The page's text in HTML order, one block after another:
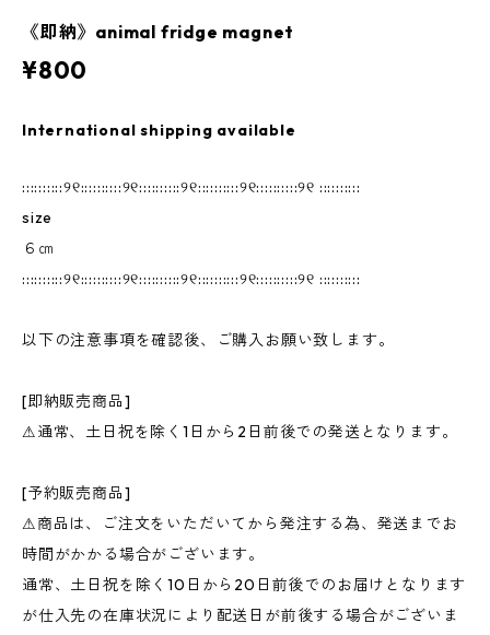
《即納》animal fridge magnet
¥800
International shipping available
::::::::::୨୧::::::::::୨୧::::::::::୨୧::::::::::୨୧::::::::::୨୧ ::::::::::
size
６㎝
::::::::::୨୧::::::::::୨୧::::::::::୨୧::::::::::୨୧::::::::::୨୧ ::::::::::
以下の注意事項を確認後、ご購入お願い致します。
[即納販売商品]
⚠︎通常、土日祝を除く1日から2日前後での発送となります。
[予約販売商品]
⚠︎商品は、ご注文をいただいてから発注する為、発送までお
時間がかかる場合がございます。
通常、土日祝を除く10日から20日前後でのお届けとなります
が仕入先の在庫状況により配送日が前後する場合がございま